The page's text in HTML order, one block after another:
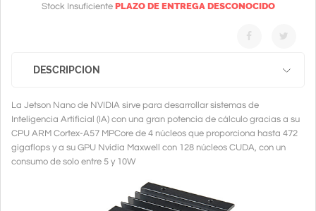
Stock Insuficiente PLAZO DE ENTREGA DESCONOCIDO
DESCRIPCION
La Jetson Nano de NVIDIA sirve para desarrollar sistemas de
Inteligencia Artificial (IA) con una gran potencia de cálculo gracias a su
CPU ARM Cortex-A57 MPCore de 4 núcleos que proporciona hasta 472
gigaflops y a su GPU Nvidia Maxwell con 128 núcleos CUDA, con un
consumo de solo entre 5 y 10W